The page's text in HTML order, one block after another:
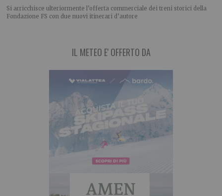
Si arricchisce ulteriormente l’offerta commerciale dei treni storici della
Fondazione FS con due nuovi itinerari d’autore
IL METEO E' OFFERTO DA